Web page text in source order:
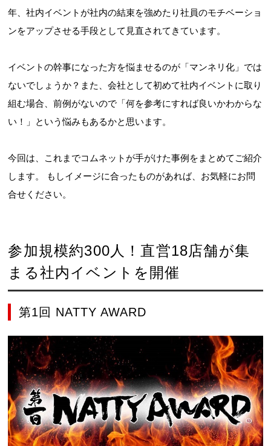
年、社内イベントが社内の結束を強めたり社員のモチベーショ
ンをアップさせる手段として見直されてきています。
イベントの幹事になった方を悩ませるのが「マンネリ化」では
ないでしょうか？また、会社として初めて社内イベントに取り
組む場合、前例がないので「何を参考にすれば良いかわからな
い！」という悩みもあるかと思います。
今回は、これまでコムネットが手がけた事例をまとめてご紹介
します。 もしイメージに合ったものがあれば、お気軽にお問
合せください。
参加規模約300人！直営18店舗が集
まる社内イベントを開催
第1回 NATTY AWARD